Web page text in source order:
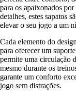
para os apaixonados
detalhes, estes sapatos
elevar o seu jogo a um
Cada elemento do
para oferecer um
permite uma circulação
mesmo durante os
garante um conforto
jogo sem distrações.